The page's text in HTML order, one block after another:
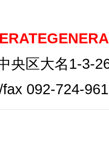
央区大名1-3-
092-724-